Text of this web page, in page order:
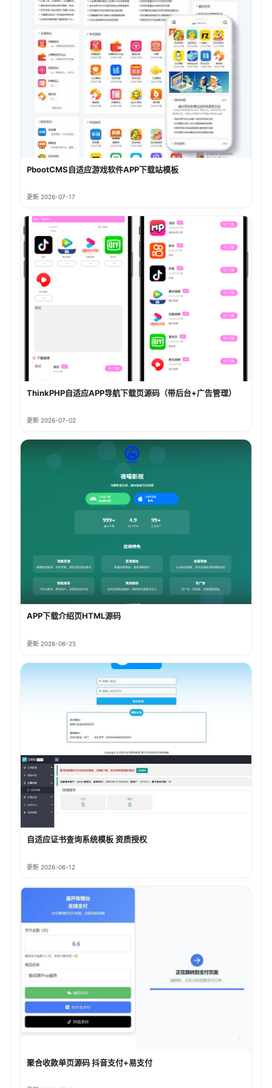
PbootCMS自适应游戏软件APP下载站模板
更新 2026-07-17
ThinkPHP自适应APP导航下载页源码（带后台+广告管理）
更新 2026-07-02
APP下载介绍页HTML源码
更新 2026-06-25
自适应证书查询系统模板 资质授权
更新 2026-06-12
聚合收款单页源码 抖音支付+易支付